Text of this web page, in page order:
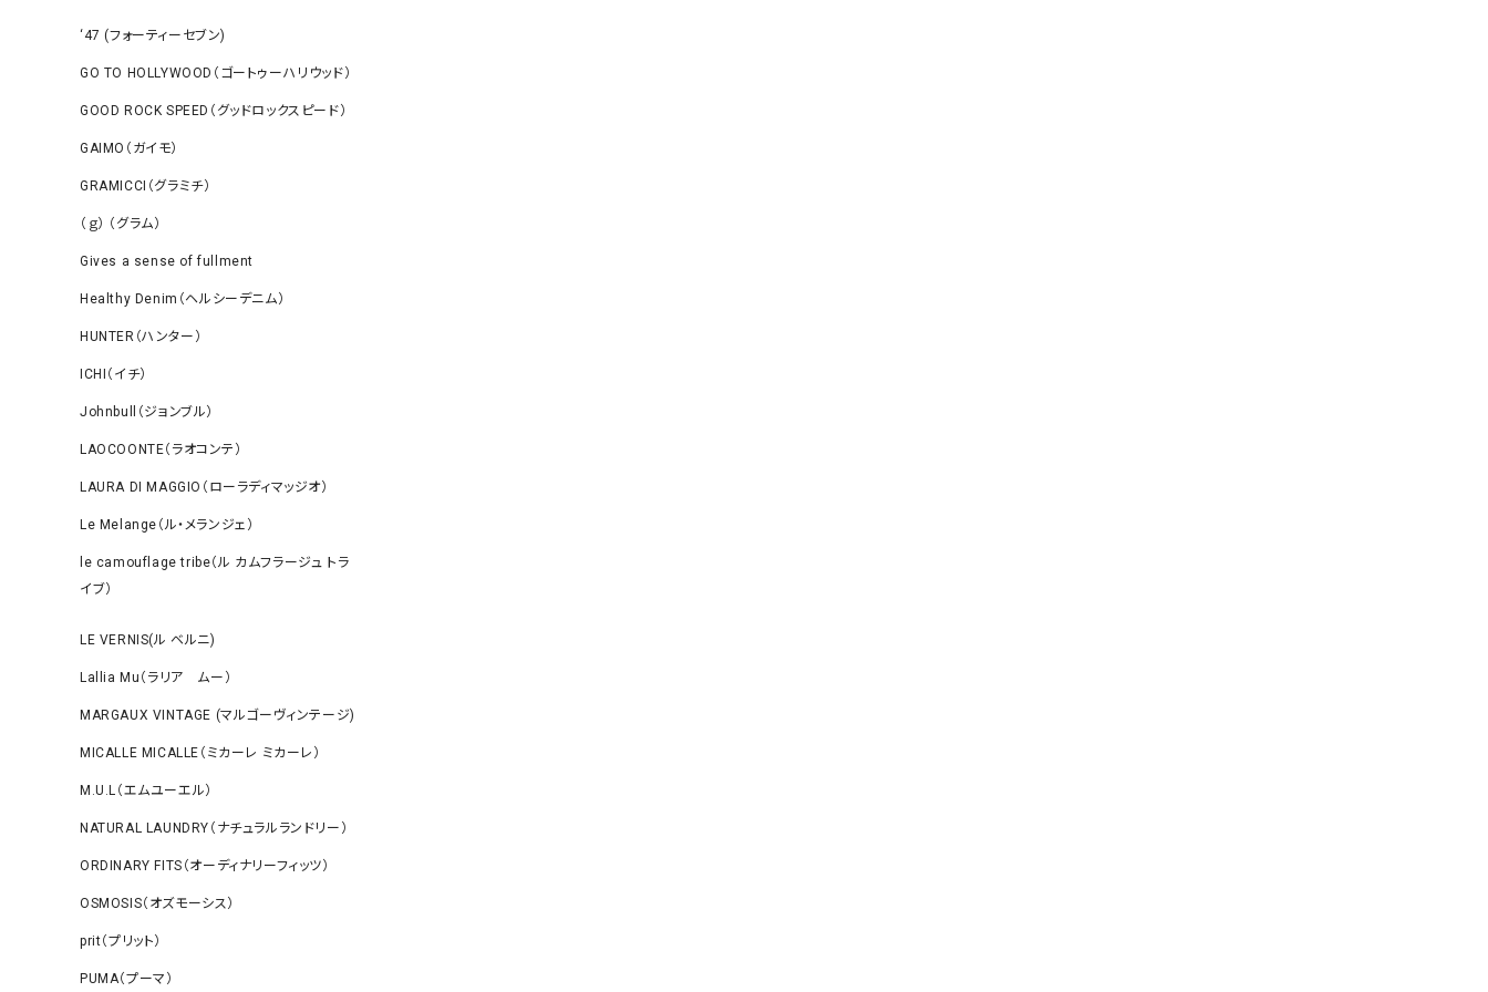
‘47 (フォーティーセブン)
GO TO HOLLYWOOD（ゴートゥーハリウッド）
GOOD ROCK SPEED（グッドロックスピード）
GAIMO（ガイモ）
GRAMICCI（グラミチ）
（ｇ） （グラム）
Gives a sense of fullment
Healthy Denim（ヘルシーデニム）
HUNTER（ハンター）
ICHI（イチ）
Johnbull（ジョンブル）
LAOCOONTE（ラオコンテ）
LAURA DI MAGGIO（ローラディマッジオ）
Le Melange（ル・メランジェ）
le camouflage tribe（ル カムフラージュ トラ
イブ）
LE VERNIS(ル ベルニ)
Lallia Mu（ラリア ムー）
MARGAUX VINTAGE (マルゴーヴィンテージ)
MICALLE MICALLE（ミカーレ ミカーレ）
M.U.L（エムユーエル）
NATURAL LAUNDRY（ナチュラルランドリー）
ORDINARY FITS（オーディナリーフィッツ）
OSMOSIS（オズモーシス）
prit（プリット）
PUMA（プーマ）